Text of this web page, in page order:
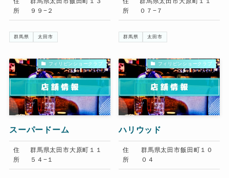
所
９９−２
群馬県 太田市
所
０７−７
群馬県 太田市
フィリピンショークラブ
スーパードーム
住
所
群馬県太田市大原町１１
５４−１
フィリピンショークラブ
ハリウッド
住
所
群馬県太田市飯田町１０
０４